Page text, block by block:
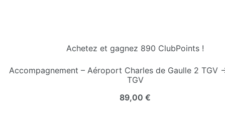
Achetez et gagnez 890 ClubPoints !
Accompagnement – Aéroport Charles de Gaulle 2 TGV
TGV
89,00 €